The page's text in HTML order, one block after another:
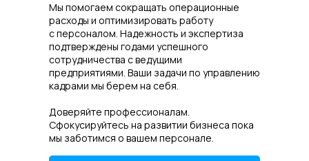
Мы помогаем сокращать операционные
расходы и оптимизировать работу
с персоналом. Надежность и экспертиза
подтверждены годами успешного
сотрудничества с ведущими
предприятиями. Ваши задачи по управлению
кадрами мы берем на себя.
Доверяйте профессионалам.
Сфокусируйтесь на развитии бизнеса пока
мы заботимся о вашем персонале.